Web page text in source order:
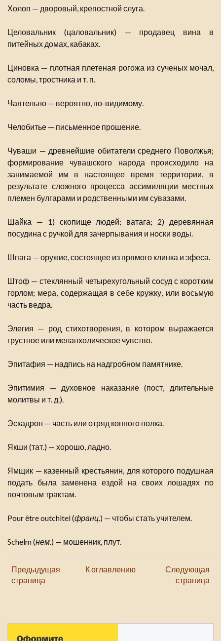
Холоп — дворовый, крепостной слуга.
Целовальник (цаловальник) — продавец вина в
питейных домах, кабаках.
Циновка — плотная плетеная рогожа из сученых мочал,
соломы, тростника и т. п.
Чаятельно — вероятно, по-видимому.
Челобитье — письменное прошение.
Чуваши — древнейшие обитатели среднего Поволжья;
формирование чувашского народа происходило на
занимаемой им в настоящее время территории, в
результате сложного процесса ассимиляции местных
племен булгарами и родственными им сувазами.
Шайка — 1) скопище людей; ватага; 2) деревянная
посудина с ручкой для зачерпывания и носки воды.
Шпага — оружие, состоящее из прямого клинка и эфеса.
Штоф — стеклянный четырехугольный сосуд с коротким
горлом; мера, содержащая в себе кружку, или восьмую
часть ведра.
Элегия — род стихотворения, в котором выражается
грустное или меланхолическое чувство.
Эпитафия — надпись на надгробном памятнике.
Эпитимия — духовное наказание (пост, длительные
молитвы и т. д.).
Эскадрон — часть или отряд конного полка.
Якши (тат.) — хорошо, ладно.
Ямщик — казенный крестьянин, для которого подушная
подать была заменена ездой на своих лошадях по
почтовым трактам.
Pour être outchitel (франц.) — чтобы стать учителем.
Schelm (нем.) — мошенник, плут.
Предыдущая
страница
К оглавлению
Следующая
страница